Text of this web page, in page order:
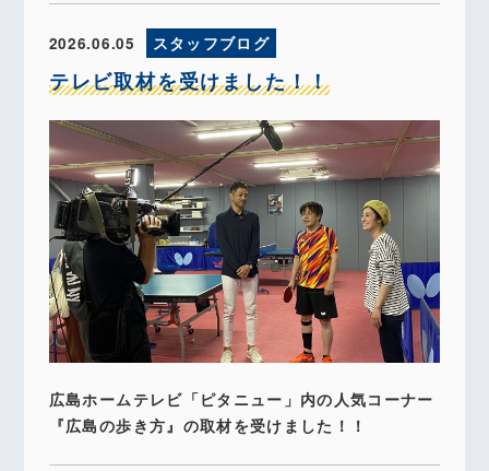
2026.06.05 スタッフブログ
テレビ取材を受けました！！
広島ホームテレビ「ピタニュー」内の人気コーナー
『広島の歩き方』の取材を受けました！！